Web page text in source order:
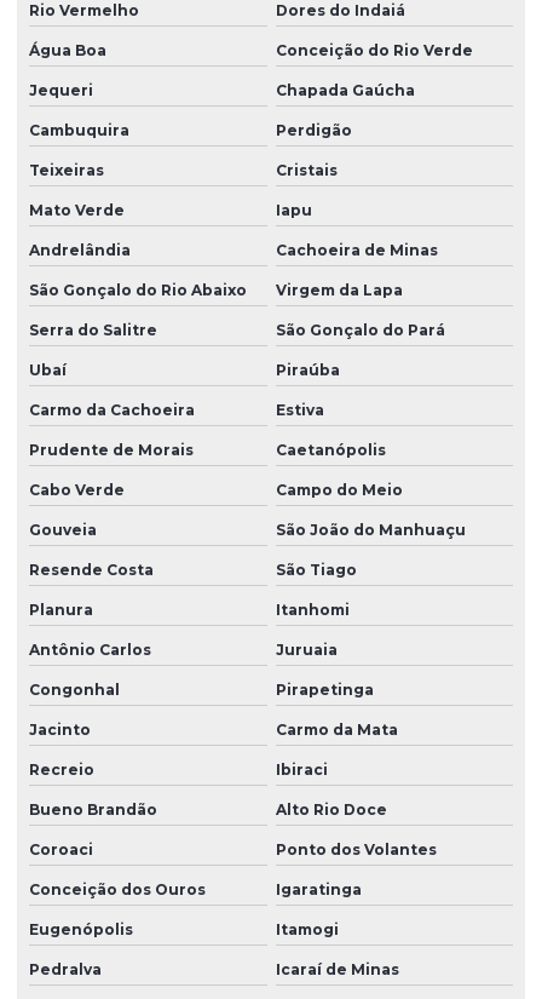
Rio Vermelho Dores do Indaiá
Água Boa Conceição do Rio Verde
Jequeri Chapada Gaúcha
Cambuquira Perdigão
Teixeiras Cristais
Mato Verde Iapu
Andrelândia Cachoeira de Minas
São Gonçalo do Rio Abaixo Virgem da Lapa
Serra do Salitre São Gonçalo do Pará
Ubaí Piraúba
Carmo da Cachoeira Estiva
Prudente de Morais Caetanópolis
Cabo Verde Campo do Meio
Gouveia São João do Manhuaçu
Resende Costa São Tiago
Planura Itanhomi
Antônio Carlos Juruaia
Congonhal Pirapetinga
Jacinto Carmo da Mata
Recreio Ibiraci
Bueno Brandão Alto Rio Doce
Coroaci Ponto dos Volantes
Conceição dos Ouros Igaratinga
Eugenópolis Itamogi
Pedralva Icaraí de Minas